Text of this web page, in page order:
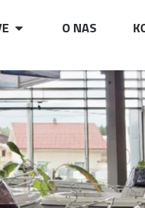
O NAS